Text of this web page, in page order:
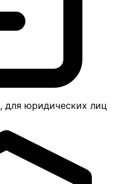
для юридических лиц